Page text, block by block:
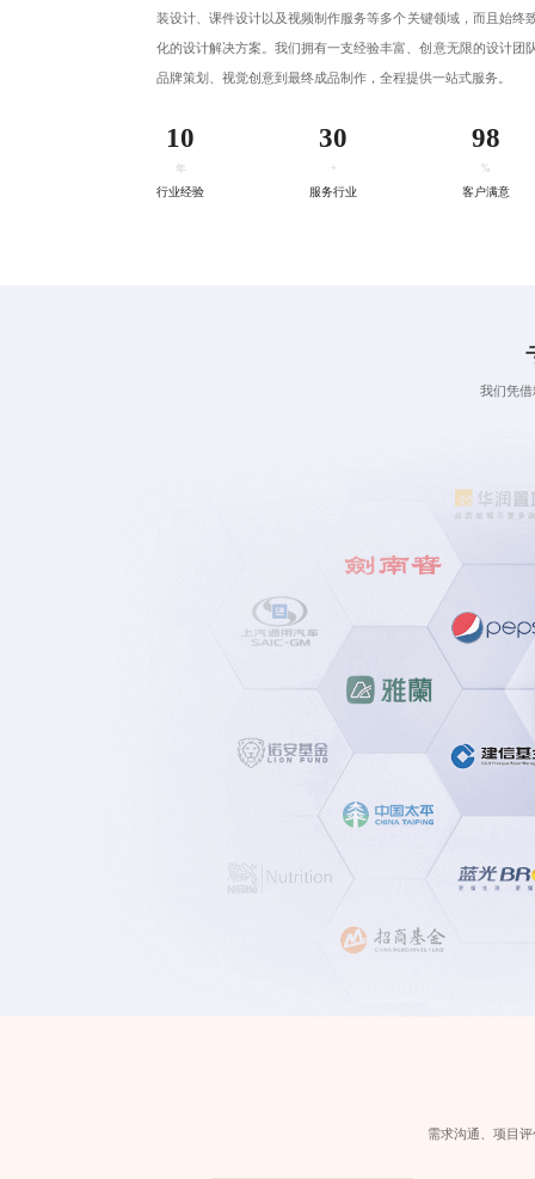
装设计、课件设计以及视频制作服务等多个关键领域，而且始终
化的设计解决方案。我们拥有一支经验丰富、创意无限的设计团
品牌策划、视觉创意到最终成品制作，全程提供一站式服务。
10
年
行业经验
30
+
服务行业
98
%
客户满意
我们凭借
需求沟通、项目